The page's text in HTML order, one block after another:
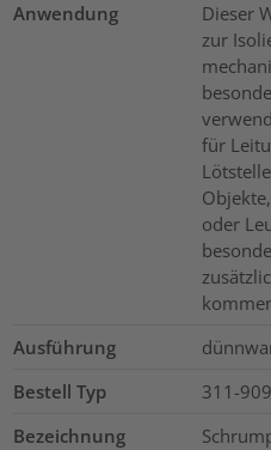
Anwendung
Dieser
zur
für
oder
Ausführung
Bestell Typ
311-
Bezeichnung